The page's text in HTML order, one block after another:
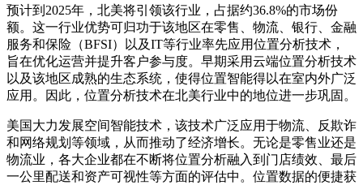
预计到2025年，北美将引领该行业，占据约36.8%的市场份
额。这一行业优势可归功于该地区在零售、物流、银行、金融
服务和保险（BFSI）以及IT等行业率先应用位置分析技术，
旨在优化运营并提升客户参与度。早期采用云端位置分析技术
以及该地区成熟的生态系统，使得位置智能得以在室内外广泛
应用。因此，位置分析技术在北美行业中的地位进一步巩固。
美国大力发展空间智能技术，该技术广泛应用于物流、反欺诈
和网络规划等领域，从而推动了经济增长。无论是零售业还是
物流业，各大企业都在不断将位置分析融入到门店绩效、最后
一公里配送和资产可视性等方面的评估中。位置数据的便捷获